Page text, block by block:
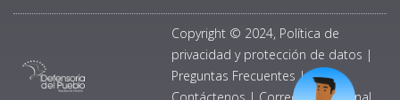
Copyright © 2024, Política de
privacidad y protección de datos |
Preguntas Frecuentes |